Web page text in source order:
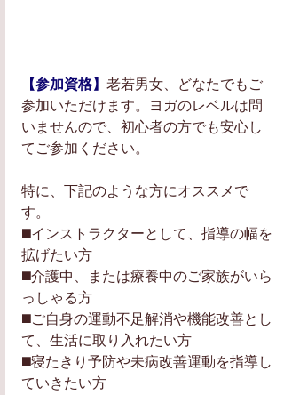
【参加資格】 老若男女、どなたでもご
参加いただけます。ヨガのレベルは問
いませんので、初心者の方でも安心し
てご参加ください。
特に、下記のような方にオススメで
す。
◼️インストラクターとして、指導の幅を
拡げたい方
◼️介護中、または療養中のご家族がいら
っしゃる方
◼️ご自身の運動不足解消や機能改善とし
て、生活に取り入れたい方
◼️寝たきり予防や未病改善運動を指導し
ていきたい方